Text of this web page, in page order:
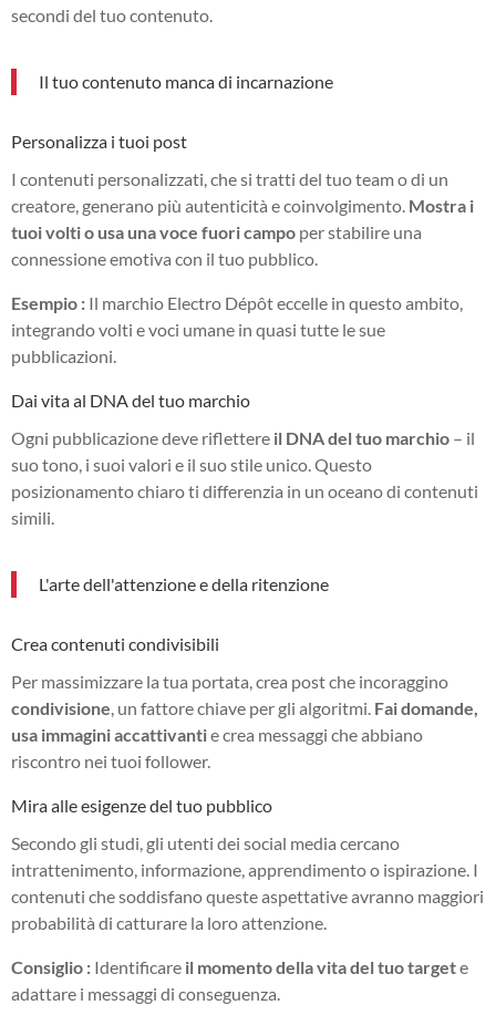
secondi del tuo contenuto.
Il tuo contenuto manca di incarnazione
Personalizza i tuoi post
I contenuti personalizzati, che si tratti del tuo team o di un
creatore, generano più autenticità e coinvolgimento. Mostra i
tuoi volti o usa una voce fuori campo per stabilire una
connessione emotiva con il tuo pubblico.
Esempio : Il marchio Electro Dépôt eccelle in questo ambito,
integrando volti e voci umane in quasi tutte le sue
pubblicazioni.
Dai vita al DNA del tuo marchio
Ogni pubblicazione deve riflettere il DNA del tuo marchio – il
suo tono, i suoi valori e il suo stile unico. Questo
posizionamento chiaro ti differenzia in un oceano di contenuti
simili.
L'arte dell'attenzione e della ritenzione
Crea contenuti condivisibili
Per massimizzare la tua portata, crea post che incoraggino
condivisione , un fattore chiave per gli algoritmi. Fai domande,
usa immagini accattivantie crea messaggi che abbiano
riscontro nei tuoi follower.
Mira alle esigenze del tuo pubblico
Secondo gli studi, gli utenti dei social media cercano
intrattenimento, informazione, apprendimento o ispirazione. I
contenuti che soddisfano queste aspettative avranno maggiori
probabilità di catturare la loro attenzione.
Consiglio : Identificare il momento della vita del tuo targete
adattare i messaggi di conseguenza.